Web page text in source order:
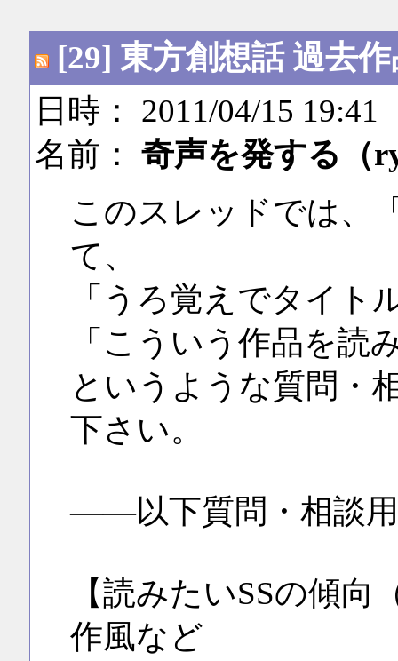
[29] 東方創想話 過去
日時： 2011/04/15 19:41
名前： 奇声を発する（
このスレッドでは、
て、
「うろ覚えでタイト
「こういう作品を読
というような質問・
下さい。
――以下質問・相談
【読みたいSSの傾
作風など